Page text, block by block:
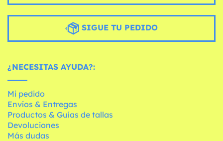
SIGUE TU PEDIDO
¿NECESITAS AYUDA?:
Mi pedido
Envíos & Entregas
Productos & Guías de tallas
Devoluciones
Más dudas